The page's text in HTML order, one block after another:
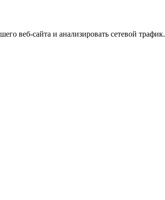
веб-сайта и анализировать сетевой трафик.